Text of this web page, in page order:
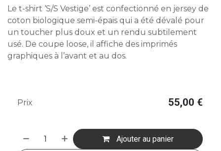
Le t-shirt ‘S/S Vestige’ est confectionné en jersey de
coton biologique semi-épais qui a été dévalé pour
un toucher plus doux et un rendu subtilement
usé. De coupe loose, il affiche des imprimés
graphiques à l’avant et au dos.
Ajouter au panier
Prix 55,00 €